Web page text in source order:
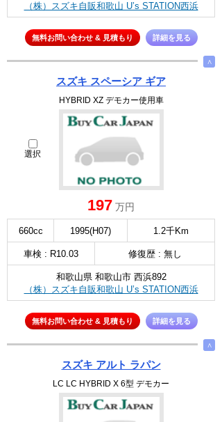
（株）スズキ自販和歌山 U’s STATION西浜
無料お問い合わせ & 見積もり 詳細を見る
∧
スズキ スペーシア ギア
HYBRID XZ デモカー使用車
選択
197 万円
660cc 1995(H07) 1.2千Km
車検 : R10.03 修復歴 : 無し
和歌山県 和歌山市 西浜892
（株）スズキ自販和歌山 U’s STATION西浜
無料お問い合わせ & 見積もり 詳細を見る
∧
スズキ アルト ラパン
LC LC HYBRID X 6型 デモカー